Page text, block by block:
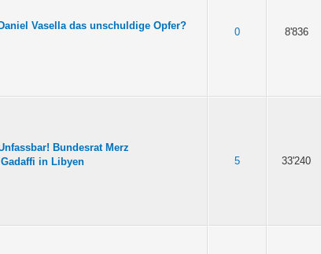
Daniel Vasella das unschuldige Opfer?
0 8'836
Bundesrat Merz
in Libyen
5 33'240